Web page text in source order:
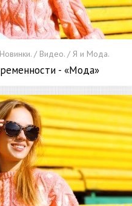
/ Видео. / Я и Мода.
- «Мода»